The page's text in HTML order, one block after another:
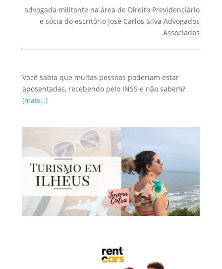
advogada militante na área de Direito Previdenciário
e sócia do escritório José Carlos Silva Advogados
Associados
Você sabia que muitas pessoas poderiam estar
aposentadas, recebendo pelo INSS e não sabem?
(mais…)